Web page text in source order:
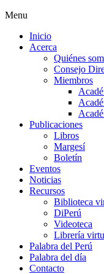
Menu
Inicio
Acerca
Quiénes
Consejo
Miembros
Publicaciones
Libros
Margesí
Boletín
Eventos
Noticias
Recursos
Biblioteca
DiPerú
Videoteca
Librería
Palabra del Perú
Palabra del día
Contacto